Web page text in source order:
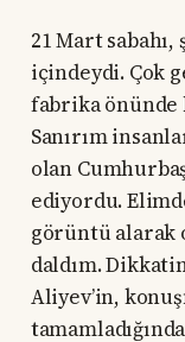
21 Mart
içindeydi. Çok
fabrika önünde
Sanırım
olan
ediyordu.
görüntü alarak
daldım.
Aliyev’in,